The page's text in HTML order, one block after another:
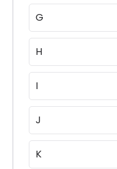
G
H
I
J
K